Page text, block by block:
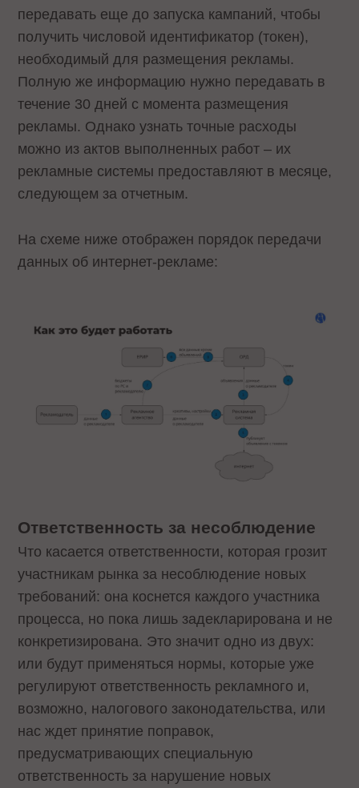
передавать еще до запуска кампаний, чтобы
получить числовой идентификатор (токен),
необходимый для размещения рекламы.
Полную же информацию нужно передавать в
течение 30 дней с момента размещения
рекламы. Однако узнать точные расходы
можно из актов выполненных работ – их
рекламные системы предоставляют в месяце,
следующем за отчетным.
На схеме ниже отображен порядок передачи
данных об интернет-рекламе:
Ответственность за несоблюдение
Что касается ответственности, которая грозит
участникам рынка за несоблюдение новых
требований: она коснется каждого участника
процесса, но пока лишь задекларирована и не
конкретизирована. Это значит одно из двух:
или будут применяться нормы, которые уже
регулируют ответственность рекламного и,
возможно, налогового законодательства, или
нас ждет принятие поправок,
предусматривающих специальную
ответственность за нарушение новых